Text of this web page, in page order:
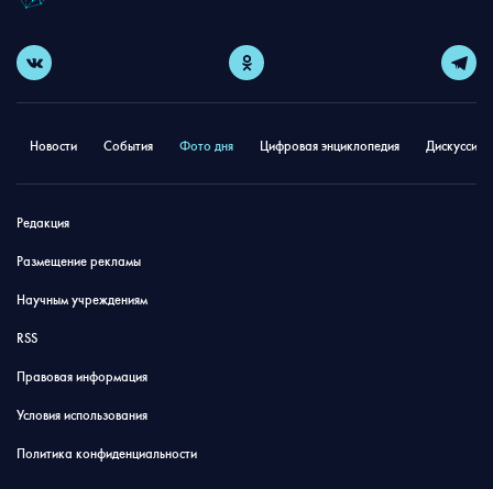
Новости События Фото дня Цифровая энциклопедия
Редакция
Размещение рекламы
Научным учреждениям
RSS
Правовая информация
Условия использования
Политика конфиденциальности